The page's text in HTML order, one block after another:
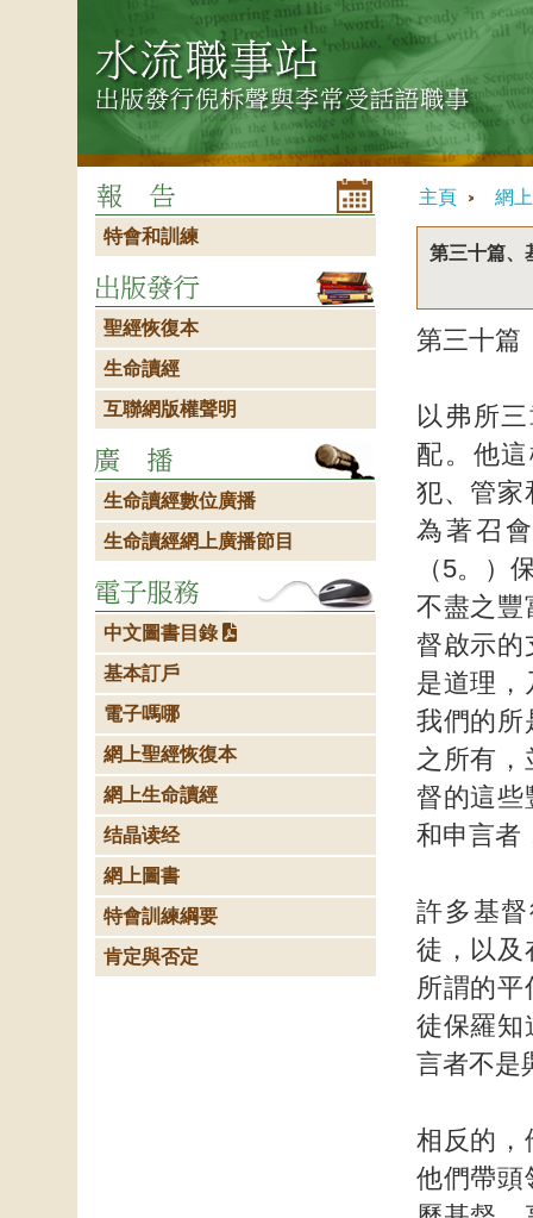
主頁 網
第三十篇、
第三十
以弗所
配。他
犯、管家
為著召
（5。）
不盡之豐
督啟示的
是道理，
我們的所
之所有
督的這些
和申言者
許多基
徒，以及
所謂的
徒保羅知
言者不是
相反的，
他們帶頭
特會和訓練
聖經恢復本
生命讀經
互聯網版權聲明
生命讀經數位廣播
生命讀經網上廣播節目
中文圖書目錄
基本訂戶
電子嗎哪
網上聖經恢復本
網上生命讀經
结晶读经
網上圖書
特會訓練綱要
肯定與否定